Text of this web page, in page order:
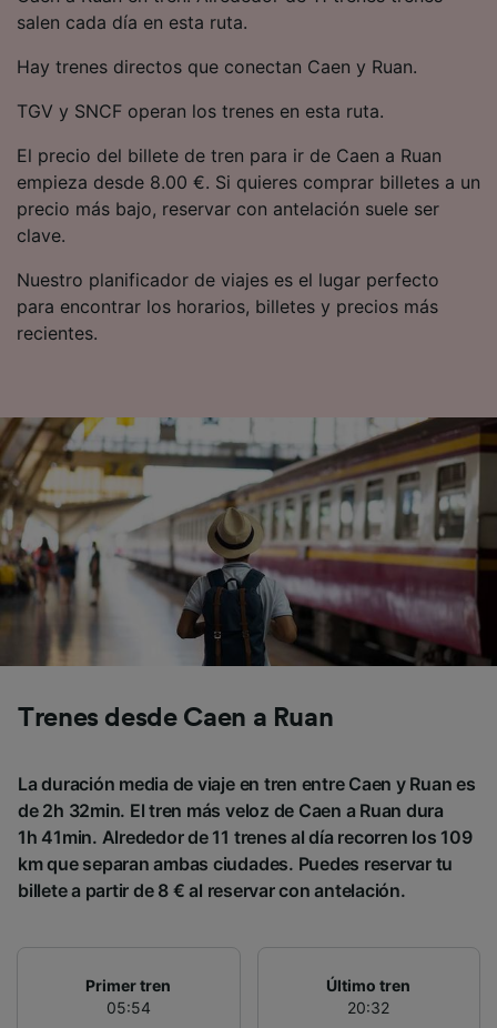
salen cada día en esta ruta.
Hay trenes directos que conectan Caen y Ruan.
TGV y SNCF operan los trenes en esta ruta.
El precio del billete de tren para ir de Caen a Ruan
empieza desde 8.00 €. Si quieres comprar billetes a un
precio más bajo, reservar con antelación suele ser
clave.
Nuestro planificador de viajes es el lugar perfecto
para encontrar los horarios, billetes y precios más
recientes.
Trenes desde Caen a Ruan
La duración media de viaje en tren entre Caen y Ruan es
de 2h 32min. El tren más veloz de Caen a Ruan dura
1h 41min. Alrededor de 11 trenes al día recorren los 109
km que separan ambas ciudades. Puedes reservar tu
billete a partir de 8 € al reservar con antelación.
Primer tren
05:54
Último tren
20:32
precisa. Analizar activamente las
identificación. Almacenar la información en un
dispositivo y/o acceder a ella. Publicidad y
contenido personalizados, medición de
publicidad y contenido, investigación de
audiencia y desarrollo de servicios.
Lista de asociados (proveedores)